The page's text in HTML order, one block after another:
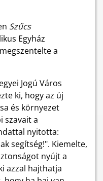
Szűcs
Egyház
a
Jogú Város
ki, hogy az új
és környezet
szavait a
nyitotta:
segítség!". Kiemelte,
nyújt a
azzal hajthatja